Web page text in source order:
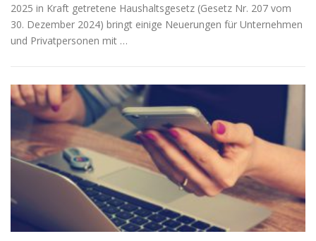
2025 in Kraft getretene Haushaltsgesetz (Gesetz Nr. 207 vom
30. Dezember 2024) bringt einige Neuerungen für Unternehmen
und Privatpersonen mit …